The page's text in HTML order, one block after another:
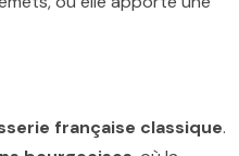
française classique.